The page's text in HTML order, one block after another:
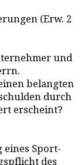
(Erw. 2
und
belangten
durch
erscheint?
Sport-
des